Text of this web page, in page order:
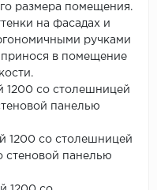
размера помещения.
на фасадах и
ручками
в помещение
1200 со столешницей
панелью
1200 со столешницей
панелью